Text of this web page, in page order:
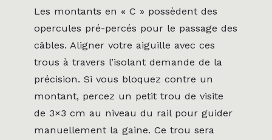
Les montants en « C » possèdent des
opercules pré-percés pour le passage des
câbles. Aligner votre aiguille avec ces
trous à travers l’isolant demande de la
précision. Si vous bloquez contre un
montant, percez un petit trou de visite
de 3×3 cm au niveau du rail pour guider
manuellement la gaine. Ce trou sera